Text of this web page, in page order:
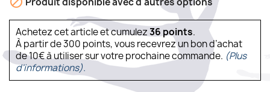
Achetez cet article et cumulez36 points.
À partir de 300 points, vous recevrez un bon d’achat
de 10€ à utiliser sur votre prochaine commande. (Plus
d'informations).